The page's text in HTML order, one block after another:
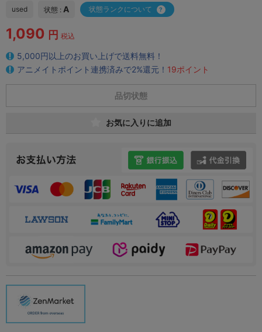
used 状態 : A 状態ランクについて
1,090 円 税込
5,000円以上のお買い上げで送料無料！
アニメイトポイント連携済みで2%還元！ 19ポイント
品切状態
お気に入りに追加